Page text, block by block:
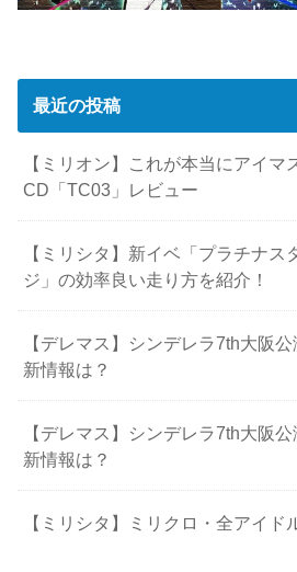
最近の投稿
【ミリオン】これが本当にアイ
CD「TC03」レビュー
【ミリシタ】新イベ「プラチナス
ジ」の効率良い走り方を紹介！
【デレマス】シンデレラ7th大阪
新情報は？
【デレマス】シンデレラ7th大阪
新情報は？
【ミリシタ】ミリクロ・全アイド